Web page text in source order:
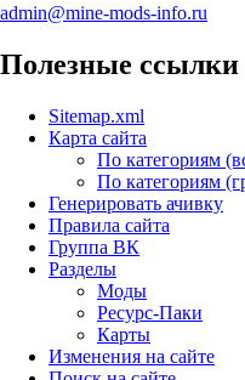
admin@mine-mods-info.ru
Полезные ссылки
Sitemap.xml
Карта сайта
По категориям
По категориям
Генерировать ачивку
Правила сайта
Группа ВК
Разделы
Моды
Ресурс-Паки
Карты
Изменения на сайте